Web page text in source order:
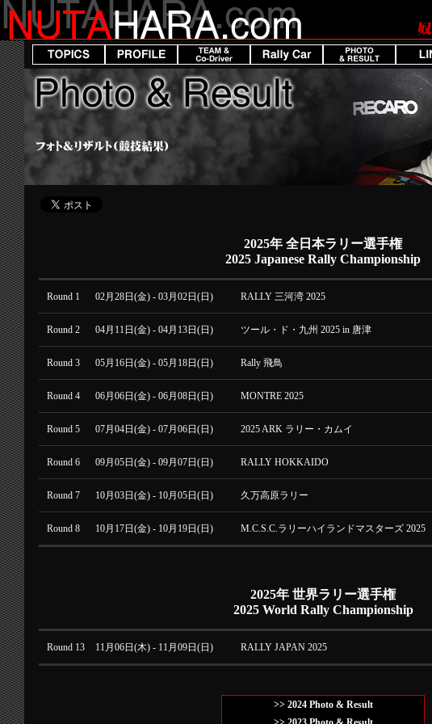
2025年 全日本ラリー選手権
2025 Japanese Rally Championship
Round 1 02月28日(金) - 03月02日(日) RALLY 三河湾 2025
Round 2 04月11日(金) - 04月13日(日) ツール・ド・九州 2025 in 唐津
Round 3 05月16日(金) - 05月18日(日) Rally 飛鳥
Round 4 06月06日(金) - 06月08日(日) MONTRE 2025
Round 5 07月04日(金) - 07月06日(日) 2025 ARK ラリー・カムイ
Round 6 09月05日(金) - 09月07日(日) RALLY HOKKAIDO
Round 7 10月03日(金) - 10月05日(日) 久万高原ラリー
Round 8 10月17日(金) - 10月19日(日) M.C.S.C.ラリーハイランドマスターズ 2025
2025年 世界ラリー選手権
2025 World Rally Championship
Round 13 11月06日(木) - 11月09日(日) RALLY JAPAN 2025
>> 2024 Photo & Result